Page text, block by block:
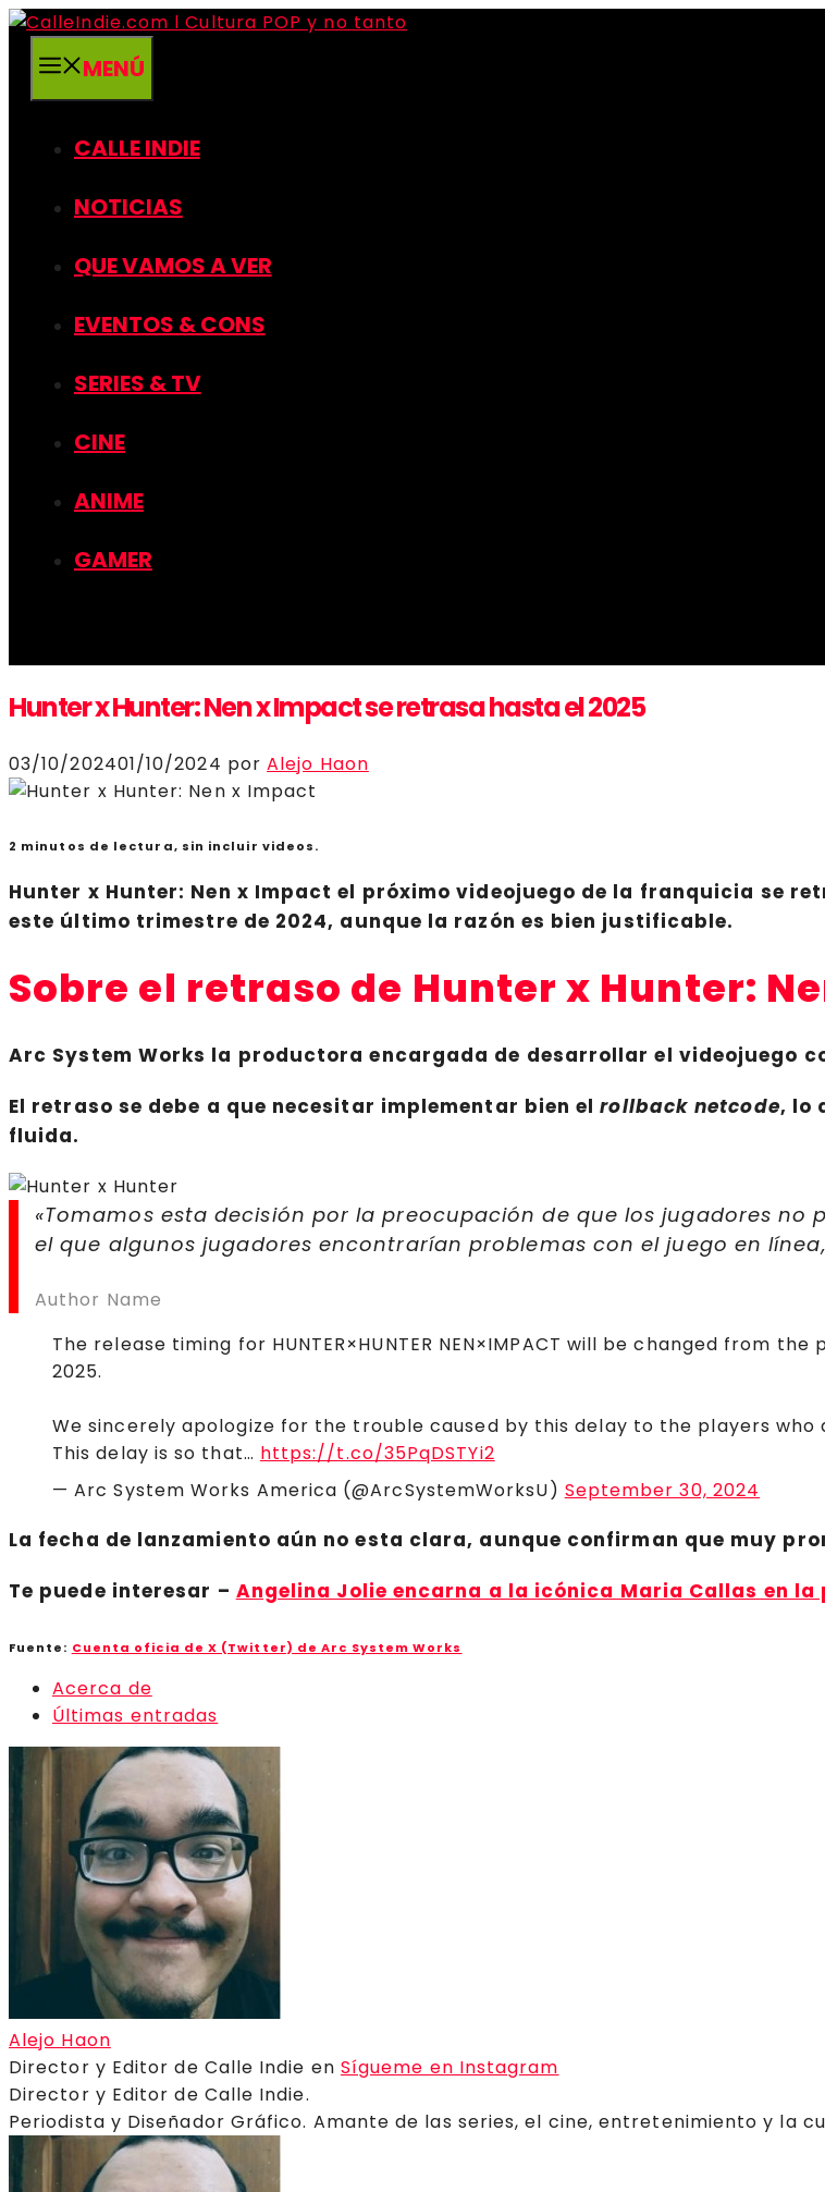
Saltar
contenidoMENÚ
CALLE INDIE
NOTICIAS
QUE VAMOS A VER
EVENTOS & CONS
SERIES & TV
CINE
ANIME
GAMER
Hunter x Hunter: Nen x Impact se retrasa hasta el 2025
03/10/202401/10/2024 porAlejo Haon
2 minutos de lectura, sin incluir videos.
Hunter x Hunter: Nen x Impactel próximo videojuego de la franquicia se
este último trimestre de 2024, aunque la razón es bien justificable.
Sobre el retraso de Hunter x Hunter:
Arc System Works la productora encargada de desarrollar el videojuego
El retraso se debe a que necesitar implementar bien elrollback netcode, lo
fluida.
«Tomamos esta decisión por la preocupación de que los jugadores
el que algunos jugadores encontrarían problemas con el juego en
Author Name
The release timing for HUNTER×HUNTER NEN×IMPACT will be changed from
2025.
We sincerely apologize for the trouble caused by this delay to the players who
This delay is so that… https://t.co/35PqDSTYi2
— Arc System Works America (@ArcSystemWorksU) September 30, 2024
La fecha de lanzamiento aún no esta clara, aunque confirman que muy
Te puede interesar – Angelina Jolie encarna a la icónica Maria Callas en
Fuente: Cuenta oficia de X (Twitter) de Arc System Works
Acerca de
Últimas entradas
Alejo Haon
Director y Editor de Calle Indie en Sígueme en Instagram
Director y Editor de Calle Indie.
Periodista y Diseñador Gráfico. Amante de las series, el cine, entretenimiento y la